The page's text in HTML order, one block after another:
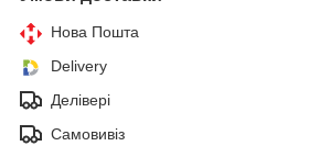
Нова Пошта
Delivery
Делівері
Самовивіз